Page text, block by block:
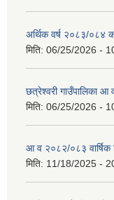
अर्थिक वर्ष २०८३/०८४
मिति: 06/25/2026 -
छत्रेश्वरी गाउँपालिका
मिति: 06/25/2026 -
आ व २०८२/०८३ वार्षिक
मिति: 11/18/2025 -